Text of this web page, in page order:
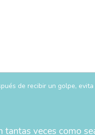
de recibir un golpe,
veces como